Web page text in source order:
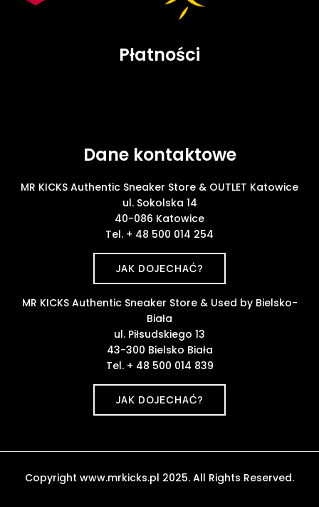
Płatności
Dane kontaktowe
MR KICKS Authentic Sneaker Store & OUTLET Katowice
ul. Sokolska 14
40-086 Katowice
Tel. + 48 500 014 254
JAK DOJECHAĆ?
MR KICKS Authentic Sneaker Store & Used by Bielsko-
Biała
ul. Piłsudskiego 13
43-300 Bielsko Biała
Tel. + 48 500 014 839
JAK DOJECHAĆ?
Copyright www.mrkicks.pl 2025. All Rights Reserved.